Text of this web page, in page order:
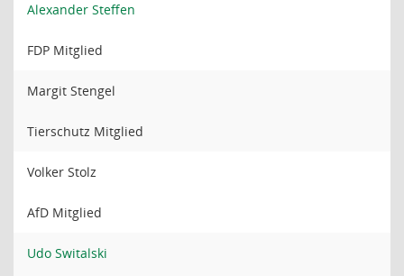
Alexander Steffen
FDP Mitglied
Margit Stengel
Tierschutz Mitglied
Volker Stolz
AfD Mitglied
Udo Switalski